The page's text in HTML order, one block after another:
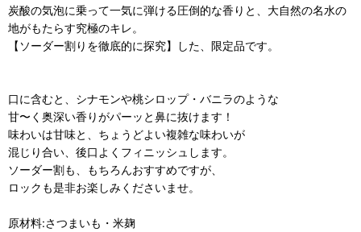
炭酸の気泡に乗って一気に弾ける圧倒的な香りと、大自然の名水の
地がもたらす究極のキレ。
【ソーダー割りを徹底的に探究】した、限定品です。
口に含むと、シナモンや桃シロップ・バニラのような
甘〜く奥深い香りがパーッと鼻に抜けます！
味わいは甘味と、ちょうどよい複雑な味わいが
混じり合い、後口よくフィニッシュします。
ソーダー割も、もちろんおすすめですが、
ロックも是非お楽しみくださいませ。
原材料:さつまいも・米麹